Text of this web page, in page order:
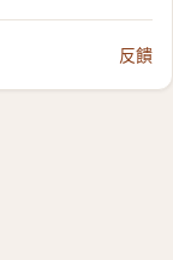
反饋